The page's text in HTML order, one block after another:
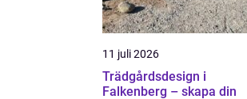
11 juli 2026
Trädgårdsdesign i
Falkenberg – skapa din